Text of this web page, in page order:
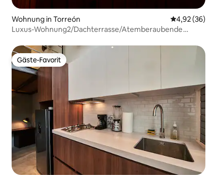
Wohnung in Torreón
4,92 (36)
Luxus-Wohnung2/Dachterrasse/Atemberaubende
Gäste-Favorit
Gäste-Favorit